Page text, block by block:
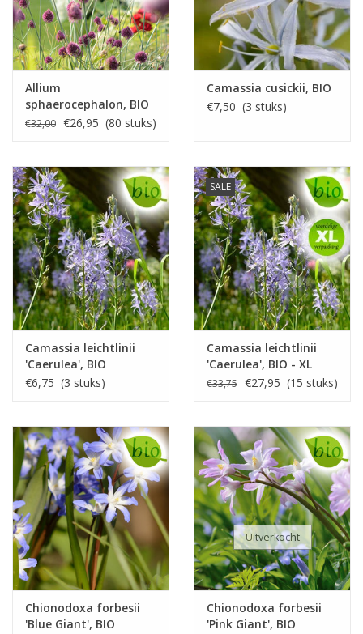
Allium
sphaerocephalon, BIO
- XL
€32,00 €26,95 (80 stuks)
Camassia cusickii, BIO
€7,50 (3 stuks)
Camassia leichtlinii
'Caerulea', BIO
€6,75 (3 stuks)
SALE
Camassia leichtlinii
'Caerulea', BIO - XL
voordeelverpakking
€33,75 €27,95 (15 stuks)
Chionodoxa forbesii
'Blue Giant', BIO
Uitverkocht
Chionodoxa forbesii
'Pink Giant', BIO